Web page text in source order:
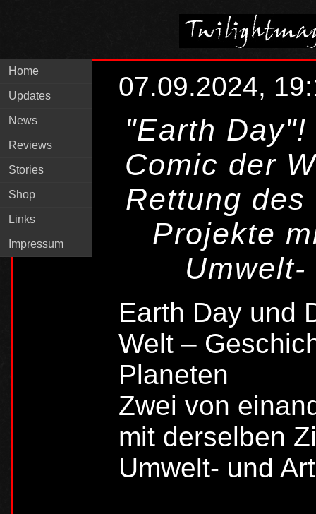
Home
Updates
News
Reviews
Stories
Shop
Links
Impressum
07.09.2024,
"Earth
Comic der
Rettung
Projekte
Earth Day und
Welt –
Planeten
Zwei von
mit derselben
Umwelt- und